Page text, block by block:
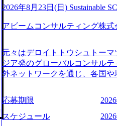
年間データ、エンジニア組織）
ていただきます。ご了承くだ
別に当日の面接案内をお送り
適性検査をご受検いただきま
ションサーチになります。 ご
サルタント＞ Webアプリケー
ー・スタートアップ企業に対
ログ (https://www.accenture.com/
理由【コンサル業界俯瞰マップ
e/detail/45446) エンジニアから
(https://www.businessinsider.jp/
ライゼーション (https://
ustomization) 大正製薬：ITカー
ンク：初のオンライン開催「
s://www.accenture.com/jp-ja/
業省：事業者の申請手続きを
2026年8月23日(日) Sustainable
アビームコンサルティング株式
元々はデロイトトウシュトー
ジア発のグローバルコンサル
外ネットワークを通じ、各国
ンドメッセージに掲げ、企業
未来のありたい姿を実現すると
価値及び経済的価値の追求に
応募期限
スケジュール